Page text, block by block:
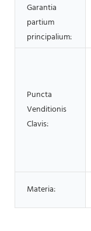
Garantia
partium
principalium:
Puncta
Venditionis
Clavis:
Materia: